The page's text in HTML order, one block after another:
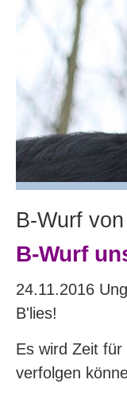
B-Wurf
B-Wurf
24.11.2016
B'lies!
Es wird Zeit
verfolgen